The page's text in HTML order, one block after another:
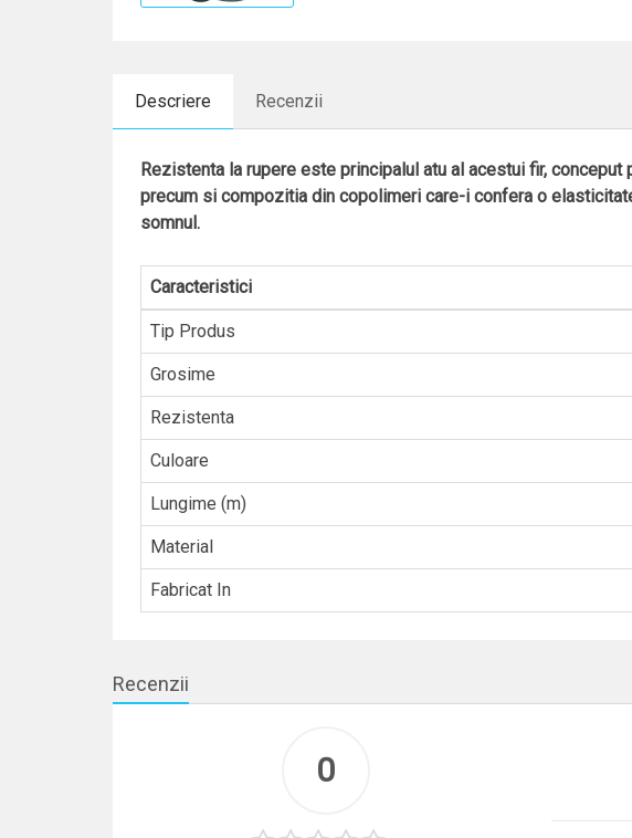
Descriere Recenzii
Rezistenta la rupere este principalul atu al acestui fir,
precum si compozitia din copolimeri care-i confera o
somnul.
Caracteristici
Tip Produs
Grosime
Rezistenta
Culoare
Lungime (m)
Material
Fabricat In
Recenzii
0